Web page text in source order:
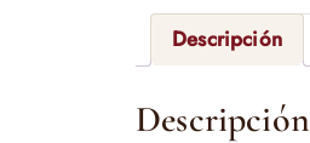
Descripción
Descripción